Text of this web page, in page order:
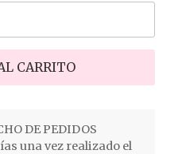
CARRITO
DE PEDIDOS
una vez realizado el